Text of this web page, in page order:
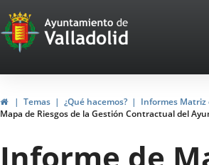
Portal
Web
del
Ayuntamiento
de
Valladolid
InicioTemas ¿Qué hacemos? Informes Matriz
Mapa de Riesgos de la Gestión Contractual del
Informe de